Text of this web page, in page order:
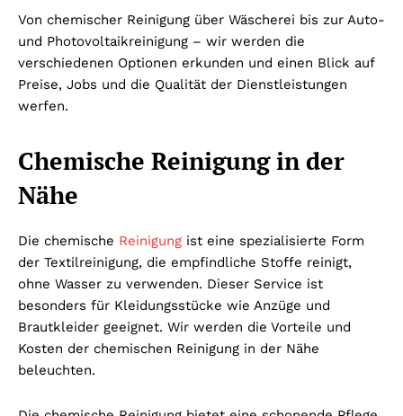
Von chemischer Reinigung über Wäscherei bis zur Auto-
und Photovoltaikreinigung – wir werden die
verschiedenen Optionen erkunden und einen Blick auf
Preise, Jobs und die Qualität der Dienstleistungen
werfen.
Chemische Reinigung in der
Nähe
Die chemische Reinigung ist eine spezialisierte Form
der Textilreinigung, die empfindliche Stoffe reinigt,
ohne Wasser zu verwenden. Dieser Service ist
besonders für Kleidungsstücke wie Anzüge und
Brautkleider geeignet. Wir werden die Vorteile und
Kosten der chemischen Reinigung in der Nähe
beleuchten.